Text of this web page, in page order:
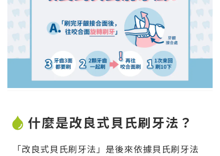
什麼是改良式貝氏刷牙法？
「改良式貝氏刷牙法」是後來依據貝氏刷牙法